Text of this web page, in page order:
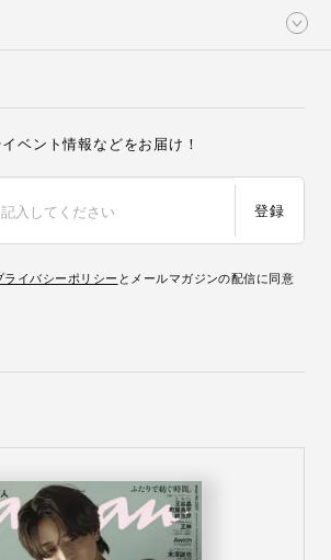
ベント情報などをお届け！
登録
ライバシーポリシー とメールマガジンの配信に同意